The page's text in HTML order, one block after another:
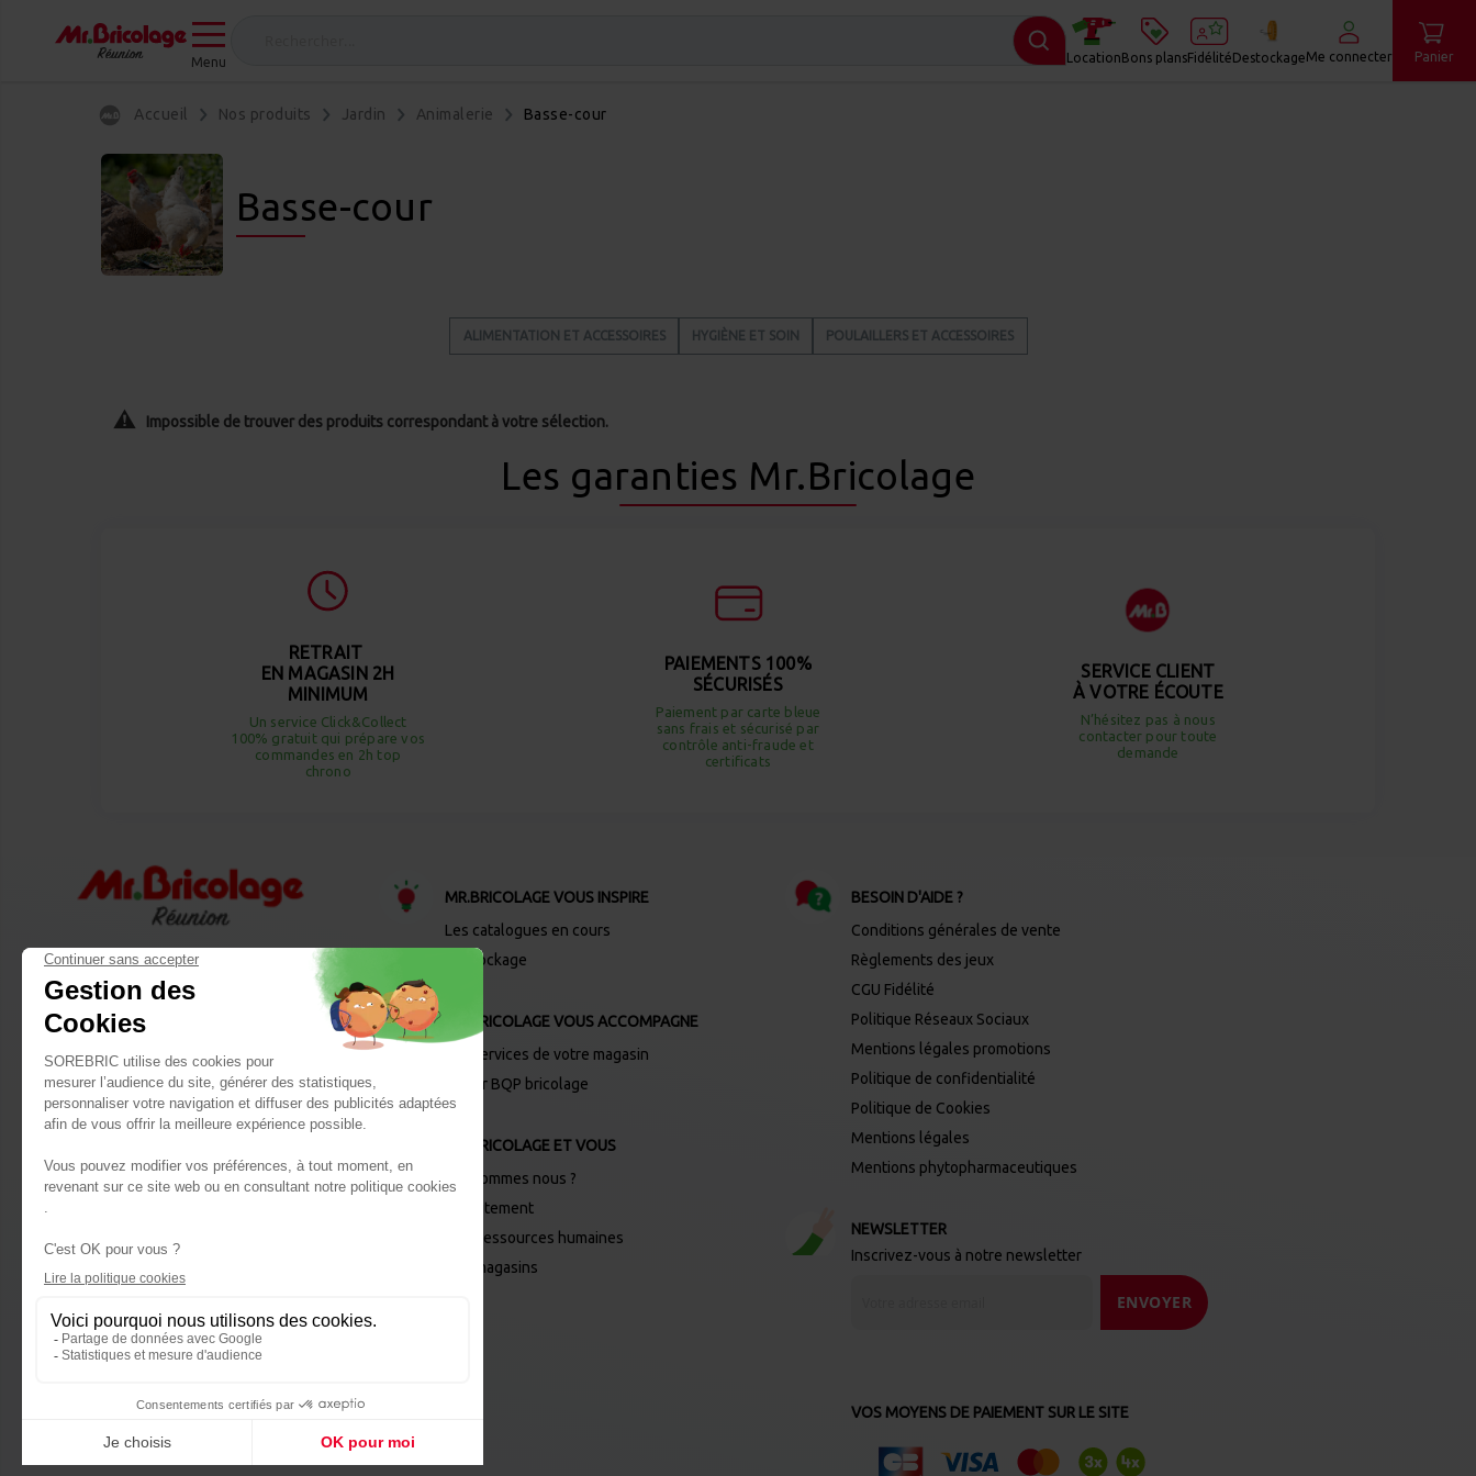
Menu LocationBons plansFidélitéDestockageMe connecter Panier
Accueil Nos produits Jardin Animalerie Basse-cour
Basse-cour
ALIMENTATION ET ACCESSOIRES HYGIÈNE ET SOIN POULAILLERS ET ACCESSOIRES
Impossible de trouver des produits correspondant à votre sélection.
Les garanties Mr.Bricolage
RETRAIT
EN MAGASIN 2H
MINIMUM
Un service Click&Collect
100% gratuit qui prépare vos
commandes en 2h top
chrono
PAIEMENTS 100%
SÉCURISÉS
Paiement par carte bleue
sans frais et sécurisé par
contrôle anti-fraude et
certificats
SERVICE CLIENT
À VOTRE ÉCOUTE
N’hésitez pas à nous
contacter pour toute
demande
sur vos réseaux !
MR.BRICOLAGE VOUS INSPIRE
Les catalogues en cours
Destockage
MR.BRICOLAGE VOUS ACCOMPAGNE
Les services de votre magasin
Panier BQP bricolage
MR.BRICOLAGE ET VOUS
Qui sommes nous ?
Recrutement
Nos Ressources humaines
Nos magasins
BESOIN D'AIDE ?
Conditions générales de vente
Règlements des jeux
CGU Fidélité
Politique Réseaux Sociaux
Mentions légales promotions
Politique de confidentialité
Politique de Cookies
Mentions légales
Mentions phytopharmaceutiques
NEWSLETTER
Inscrivez-vous à notre newsletter
i
o
ENVOYER
VOS MOYENS DE PAIEMENT SUR LE SITE